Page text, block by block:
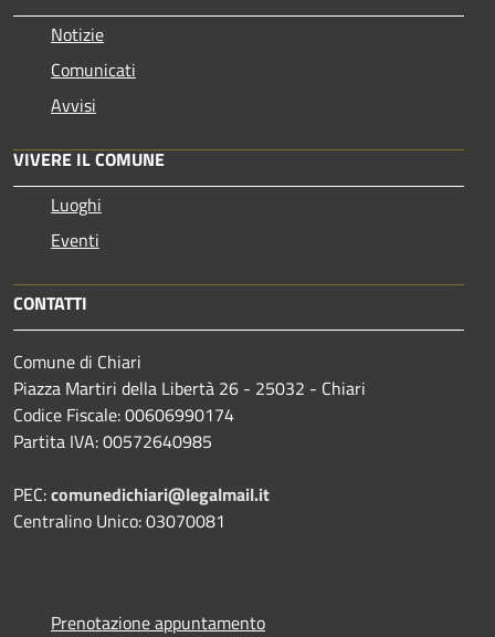
Notizie
Comunicati
Avvisi
VIVERE IL COMUNE
Luoghi
Eventi
CONTATTI
Comune di Chiari
Piazza Martiri della Libertà 26 - 25032 - Chiari
Codice Fiscale: 00606990174
Partita IVA: 00572640985
PEC:comunedichiari@legalmail.it
Centralino Unico: 03070081
Prenotazione appuntamento